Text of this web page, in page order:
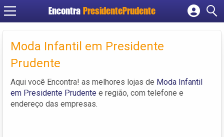
Encontra PresidentePrudente
Cadastrar empresa
Criar conta
Moda Infantil em Presidente
Prudente
Aqui você Encontra! as melhores lojas de Moda Infantil
em Presidente Prudente e região, com telefone e
endereço das empresas.